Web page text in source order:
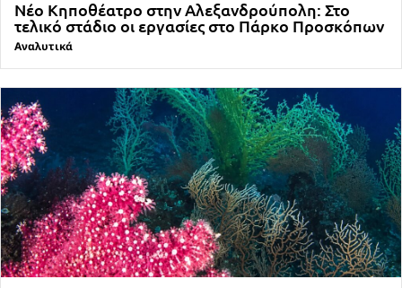
Νέο Κηποθέατρο στην Αλεξανδρούπολη: Στο
τελικό στάδιο οι εργασίες στο Πάρκο Προσκόπων
Αναλυτικά